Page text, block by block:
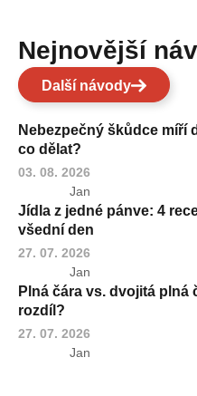
Nejnovější
Další návody
Nebezpečný škůdce míří
co dělat?
03. 08. 2026
Jan
Jídla z jedné pánve: 4
všední den
27. 07. 2026
Jan
Plná čára vs. dvojitá plná
rozdíl?
27. 07. 2026
Jan